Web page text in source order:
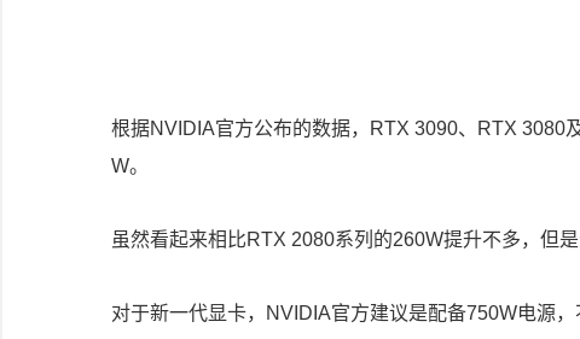
根据NVIDIA官方公布的数据，RTX 3090、RTX 3080
W。
虽然看起来相比RTX 2080系列的260W提升不多，但是
对于新一代显卡，NVIDIA官方建议是配备750W电源，